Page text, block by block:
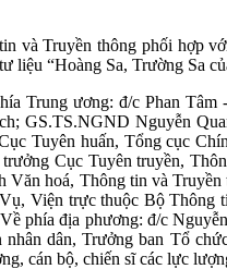
và Truyền thông phối hợp
liệu “Hoàng Sa, Trường Sa
Trung ương: đ/c Phan
GS.TS.NGND Nguyễn
Tuyên huấn, Tổng cục
Cục Tuyên truyền,
Văn hoá, Thông tin và
Viện trực thuộc Bộ
phía địa phương: đ/c
dân, Trưởng ban Tổ
cán bộ, chiến sĩ các lực